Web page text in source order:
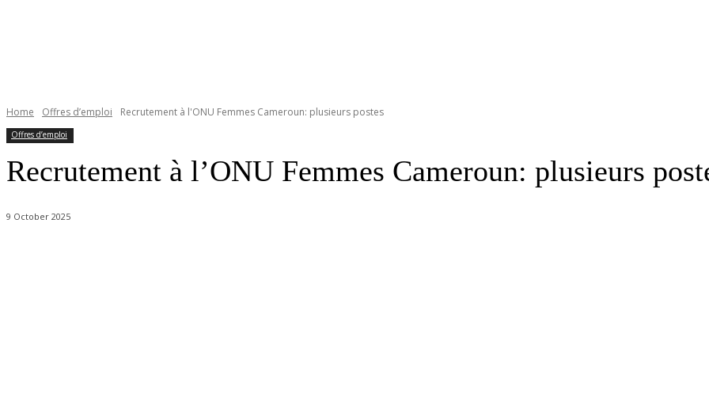
Home Offres d’emploi Recrutement à l'ONU Femmes Cameroun: plusieurs postes
Offres d’emploi
Recrutement à l’ONU Femmes Cameroun: plusieurs
9 October 2025